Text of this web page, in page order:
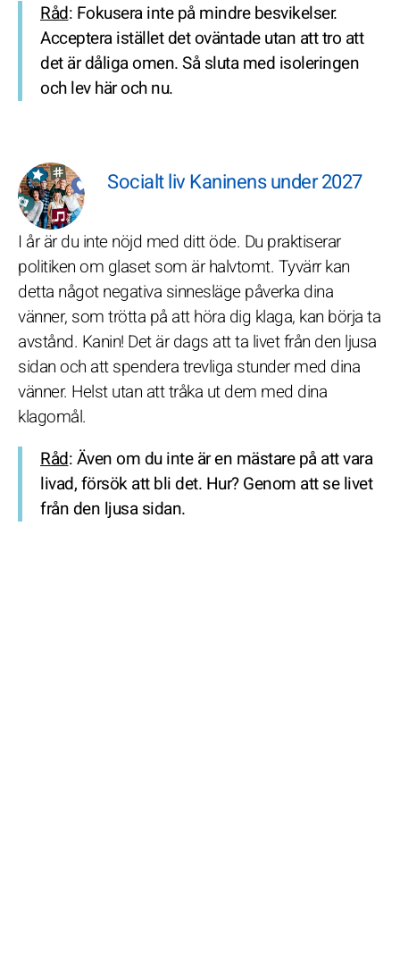
Råd: Fokusera inte på mindre besvikelser.
Acceptera istället det oväntade utan att tro att
det är dåliga omen. Så sluta med isoleringen
och lev här och nu.
Socialt liv Kaninens under 2027
I år är du inte nöjd med ditt öde. Du praktiserar
politiken om glaset som är halvtomt. Tyvärr kan
detta något negativa sinnesläge påverka dina
vänner, som trötta på att höra dig klaga, kan börja ta
avstånd. Kanin! Det är dags att ta livet från den ljusa
sidan och att spendera trevliga stunder med dina
vänner. Helst utan att tråka ut dem med dina
klagomål.
Råd: Även om du inte är en mästare på att vara
livad, försök att bli det. Hur? Genom att se livet
från den ljusa sidan.